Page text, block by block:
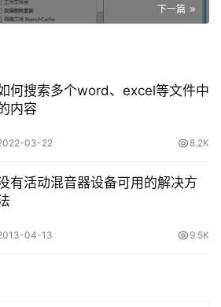
下一篇
何搜索多个word、excel等文件中
内容
03-22 8.2K
有活动混音器设备可用的解决方
04-13 9.5K